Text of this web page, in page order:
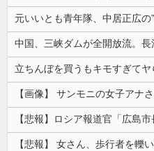
元いいとも青年隊、中居正広の
中国、三峡ダムが全開放流。